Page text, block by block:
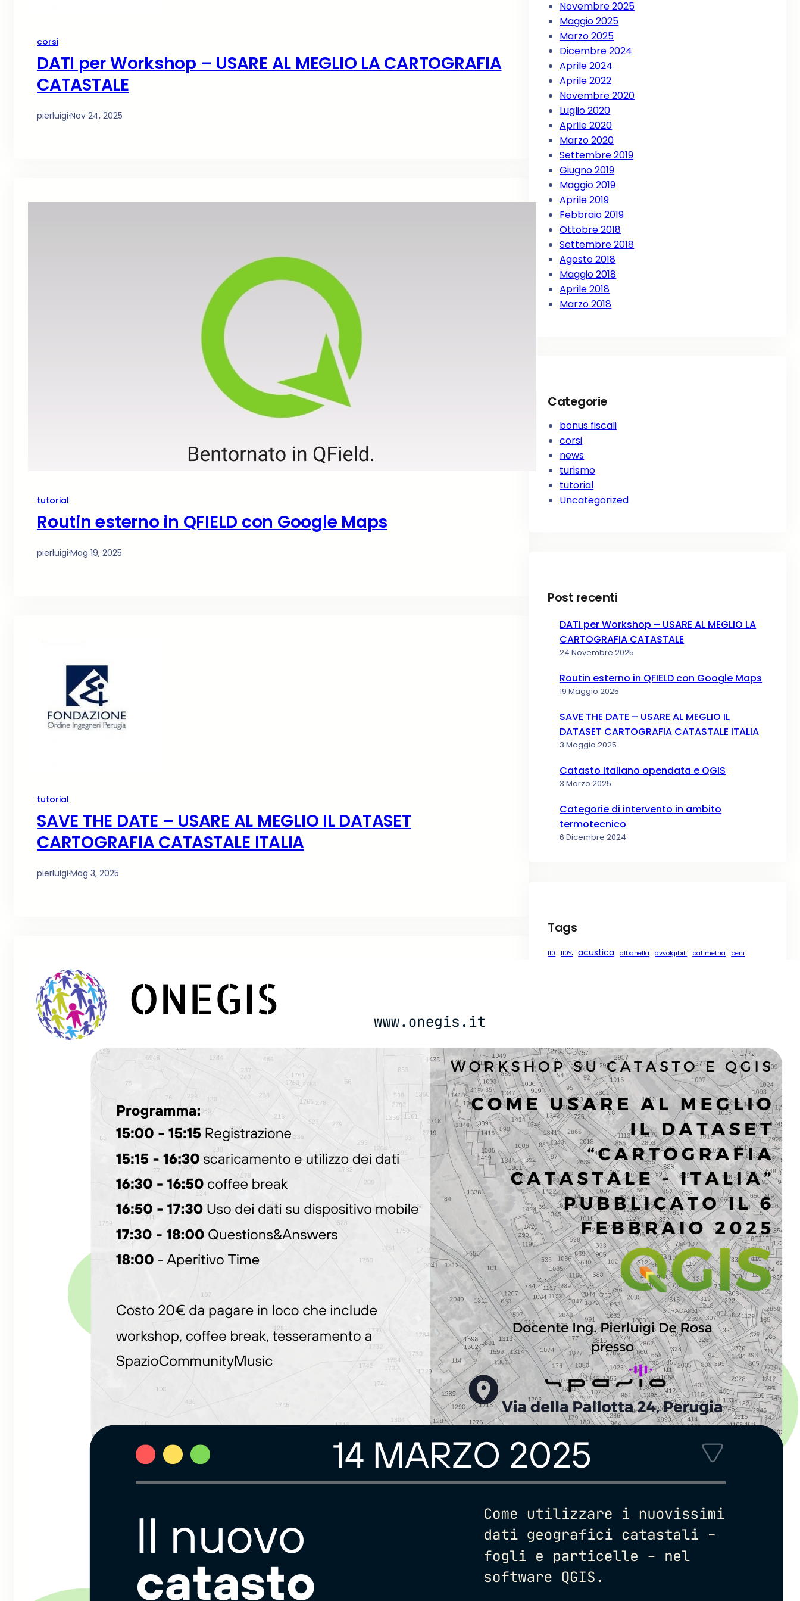
corsi
DATI per Workshop – USARE AL MEGLIO LA CARTOGRAFIA
CATASTALE
pierluigi·Nov 24, 2025
tutorial
Routin esterno in QFIELD con Google Maps
pierluigi·Mag 19, 2025
tutorial
SAVE THE DATE – USARE AL MEGLIO IL DATASET
CARTOGRAFIA CATASTALE ITALIA
pierluigi·Mag 3, 2025
Novembre 2025
Maggio 2025
Marzo 2025
Dicembre 2024
Aprile 2024
Aprile 2022
Novembre 2020
Luglio 2020
Aprile 2020
Marzo 2020
Settembre 2019
Giugno 2019
Maggio 2019
Aprile 2019
Febbraio 2019
Ottobre 2018
Settembre 2018
Agosto 2018
Maggio 2018
Aprile 2018
Marzo 2018
Categorie
bonus fiscali
corsi
news
turismo
tutorial
Uncategorized
Post recenti
DATI per Workshop – USARE AL MEGLIO LA
CARTOGRAFIA CATASTALE
24 Novembre 2025
Routin esterno in QFIELD con Google Maps
19 Maggio 2025
SAVE THE DATE – USARE AL MEGLIO IL
DATASET CARTOGRAFIA CATASTALE ITALIA
3 Maggio 2025
Catasto Italiano opendata e QGIS
3 Marzo 2025
Categorie di intervento in ambito
termotecnico
6 Dicembre 2024
Tags
110 110% acustica albanella avvolgibili batimetria beni
servizi statistica superbonus tapparelle torgiano
turismo tutorial umbria webmap workshop
Social Links
Facebook YouTube